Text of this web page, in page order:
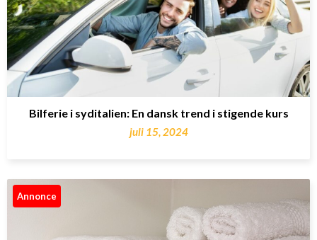
Bilferie i syditalien: En dansk trend i stigende kurs
juli 15, 2024
Annonce